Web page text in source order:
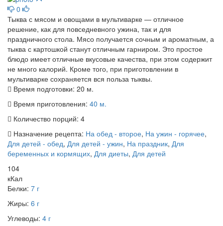
0
Тыква с мясом и овощами в мультиварке — отличное
решение, как для повседневного ужина, так и для
праздничного стола. Мясо получается сочным и ароматным, а
тыква с картошкой станут отличным гарниром. Это простое
блюдо имеет отличные вкусовые качества, при этом содержит
не много калорий. Кроме того, при приготовлении в
мультиварке сохраняется вся польза тыквы.
Время подготовки: 20 м.
Время приготовления: 40 м.
Количество порций: 4
Назначение рецепта: На обед - второе, На ужин - горячее,
Для детей - обед, Для детей - ужин, На праздник, Для
беременных и кормящих, Для диеты, Для детей
104
кКал
Белки: 7 г
Жиры: 6 г
Углеводы: 4 г